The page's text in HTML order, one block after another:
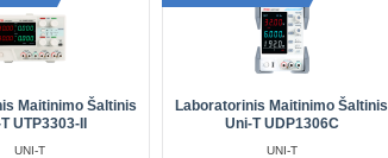
Maitinimo Šaltinis
UTP3303-II
UNI-T
Laboratorinis Maitinimo Šaltinis
Uni-T UDP1306C
UNI-T